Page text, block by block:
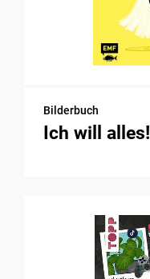
Bilderbuch
Ich will alles!